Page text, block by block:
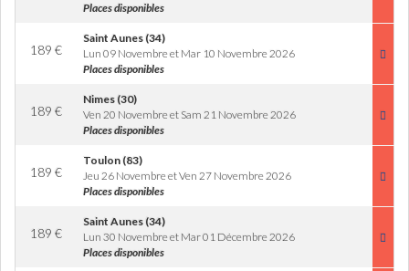
Places disponibles
189 €
Saint Aunes (34)
Lun 09 Novembre et Mar 10 Novembre 2026
Places disponibles
189 €
Nimes (30)
Ven 20 Novembre et Sam 21 Novembre 2026
Places disponibles
189 €
Toulon (83)
Jeu 26 Novembre et Ven 27 Novembre 2026
Places disponibles
189 €
Saint Aunes (34)
Lun 30 Novembre et Mar 01 Décembre 2026
Places disponibles